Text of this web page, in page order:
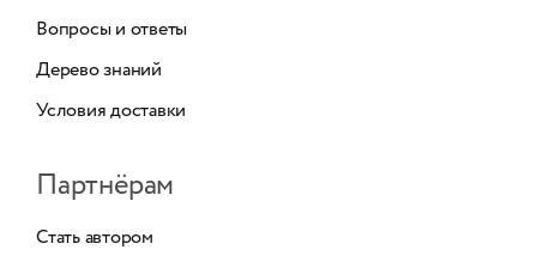
Вопросы и ответы
Дерево знаний
Условия доставки
Партнёрам
Стать автором